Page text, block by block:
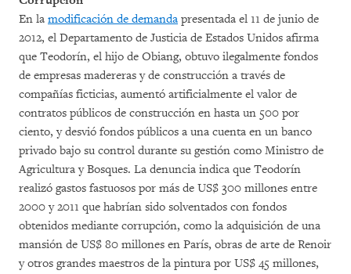
En la modificación de demanda presentada el 11 de junio de
2012, el Departamento de Justicia de Estados Unidos afirma
que Teodorín, el hijo de Obiang, obtuvo ilegalmente fondos
de empresas madereras y de construcción a través de
compañías ficticias, aumentó artificialmente el valor de
contratos públicos de construcción en hasta un 500 por
ciento, y desvió fondos públicos a una cuenta en un banco
privado bajo su control durante su gestión como Ministro de
Agricultura y Bosques. La denuncia indica que Teodorín
realizó gastos fastuosos por más de US$ 300 millones entre
2000 y 2011 que habrían sido solventados con fondos
obtenidos mediante corrupción, como la adquisición de una
mansión de US$ 80 millones en París, obras de arte de Renoir
y otros grandes maestros de la pintura por US$ 45 millones,